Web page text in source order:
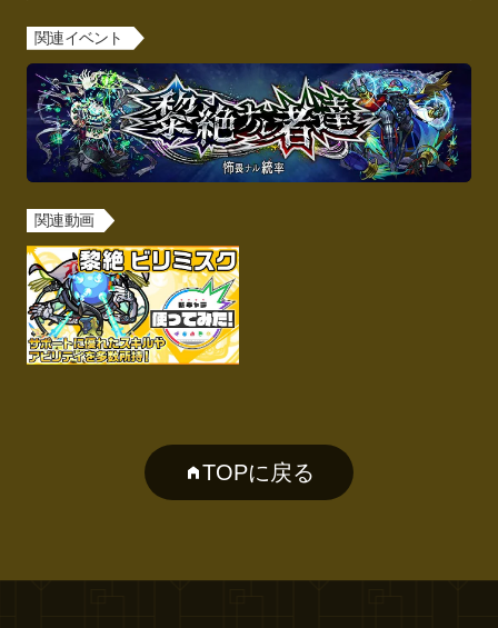
関連イベント
関連動画
TOPに戻る